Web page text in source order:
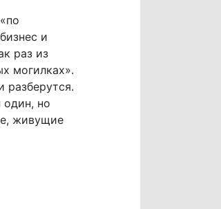
и
раз из
могилках».
разберутся.
один, но
живущие